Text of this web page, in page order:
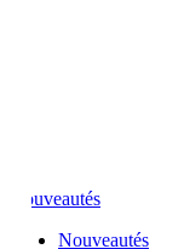
Nouveautés
Nouveautés